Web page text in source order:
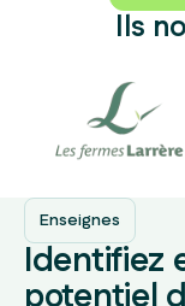
Ils
Enseignes
Identifiez